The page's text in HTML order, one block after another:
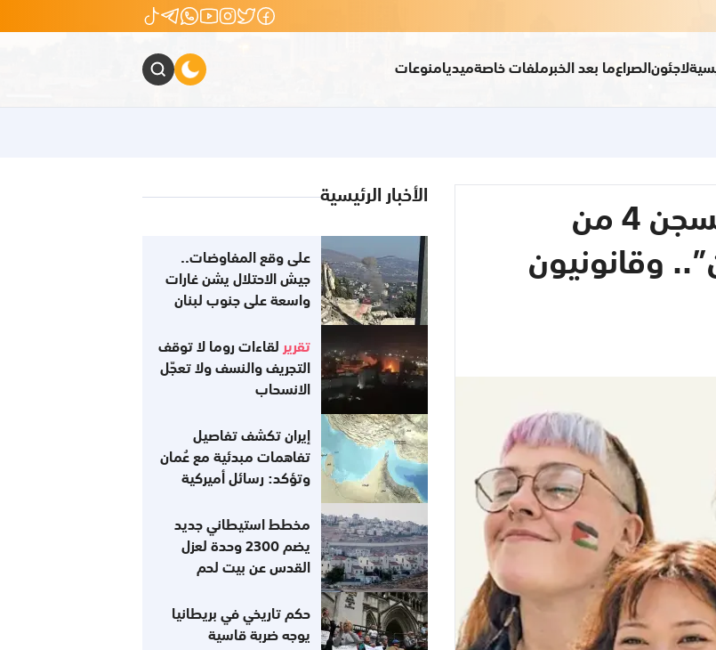
لاجئون الصراعما بعد الخبرملفات خاصةميديامنوعات
محكمة بريطانية تقضي بسجن 4 من
وقانونيون
الأخبار الرئيسية
على وقع المفاوضات..
جيش الاحتلال يشن غارات
واسعة على جنوب لبنان
تقرير لقاءات روما لا توقف
التجريف والنسف ولا تعجّل
الانسحاب
إيران تكشف تفاصيل
تفاهمات مبدئية مع عُمان
وتؤكد: رسائل أميركية
إلى التزاماتها
مخطط استيطاني جديد
يضم 2300 وحدة لعزل
القدس عن بيت لحم
حكم تاريخي في بريطانيا
يوجه ضربة قاسية